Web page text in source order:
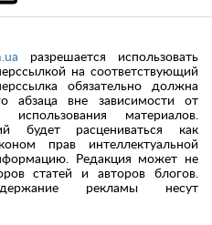
разрешается использовать
на соответствующий
обязательно должна
абзаца вне зависимости от
материалов.
будет расцениваться как
прав интеллектуальной
Редакция может не
статей и авторов блогов.
рекламы несут